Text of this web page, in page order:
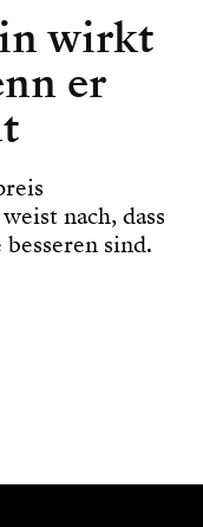
wirkt
er
nach, dass
sind.